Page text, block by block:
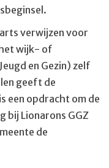
verwijzen voor
wijk- of
en Gezin) zelf
geeft de
een opdracht om de
bij Lionarons GGZ
de